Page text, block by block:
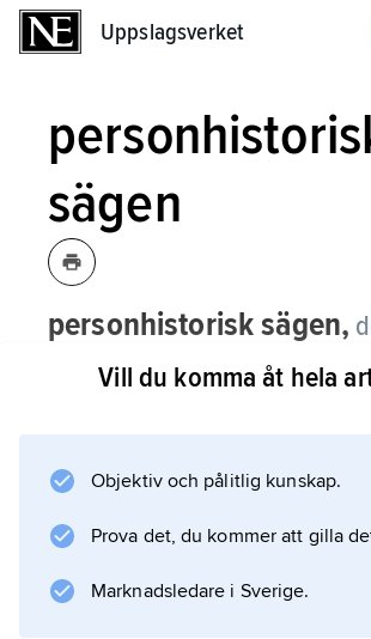
Uppslagsverket
sägen
personhistorisk sägen,
sompersonsägen
Vill du komma åt hela
Objektiv och pålitlig kunskap.
Prova det, du kommer att gilla
Marknadsledare i Sverige.